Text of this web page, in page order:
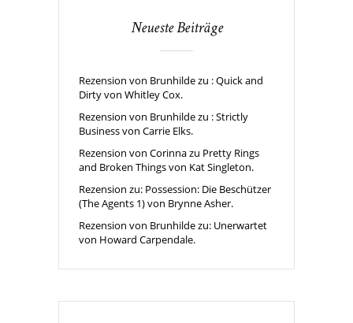
Neueste Beiträge
Rezension von Brunhilde zu : Quick and
Dirty von Whitley Cox.
Rezension von Brunhilde zu : Strictly
Business von Carrie Elks.
Rezension von Corinna zu Pretty Rings
and Broken Things von Kat Singleton.
Rezension zu: Possession: Die Beschützer
(The Agents 1) von Brynne Asher.
Rezension von Brunhilde zu: Unerwartet
von Howard Carpendale.